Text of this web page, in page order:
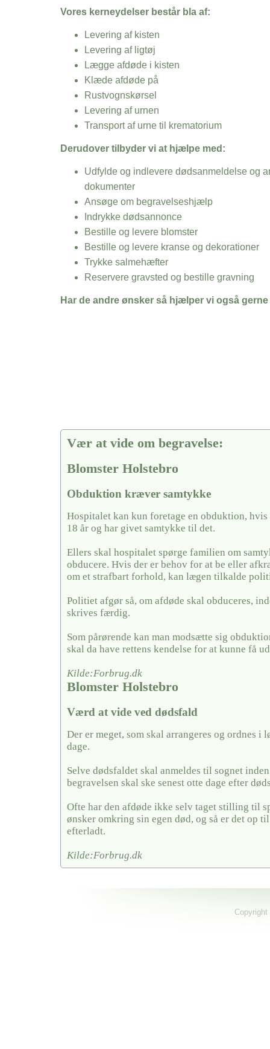
Vores kerneydelser består bla af:
Levering af kisten
Levering af ligtøj
Lægge afdøde i kisten
Klæde afdøde på
Rustvognskørsel
Levering af urnen
Transport af urne til krematorium
Derudover tilbyder vi at hjælpe med:
Udfylde og indlevere dødsanmeldelse og
dokumenter
Ansøge om begravelseshjælp
Indrykke dødsannonce
Bestille og levere blomster
Bestille og levere kranse og dekorationer
Trykke salmehæfter
Reservere gravsted og bestille gravning
Har de andre ønsker så hjælper vi også gerne
Vær at vide om begravelse:
Blomster Holstebro
Obduktion kræver samtykke
Hospitalet kan kun foretage en obduktion,
18 år og har givet samtykke til det.
Ellers skal hospitalet spørge familien om
obducere. Hvis der er behov for at be eller
om et strafbart forhold, kan lægen tilkalde
Politiet afgør så, om afdøde skal obduceres,
skrives færdig.
Som pårørende kan man modsætte sig
skal da have rettens kendelse for at kunne få
Kilde:Forbrug.dk
Blomster Holstebro
Værd at vide ved dødsfald
Der er meget, som skal arrangeres og ordnes i
dage.
Selve dødsfaldet skal anmeldes til sognet
begravelsen skal ske senest otte dage efter
Ofte har den afdøde ikke selv taget stilling til
ønsker omkring sin egen død, og så er det op
efterladt.
Kilde:Forbrug.dk